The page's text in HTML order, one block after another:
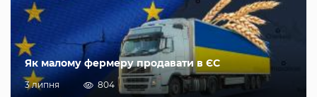
Як малому фермеру продавати в ЄС
3 липня 804